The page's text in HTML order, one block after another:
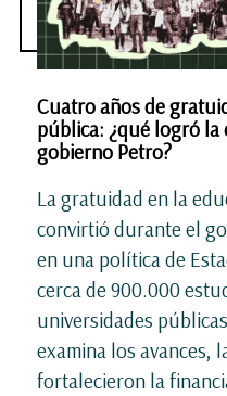
Cuatro años de
pública: ¿qué logró la
gobierno Petro?
La gratuidad en la
convirtió durante el
en una política de
cerca de 900.000
universidades
examina los avances,
fortalecieron la